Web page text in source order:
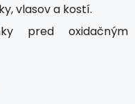
vlasov a kostí.
pred oxidačným